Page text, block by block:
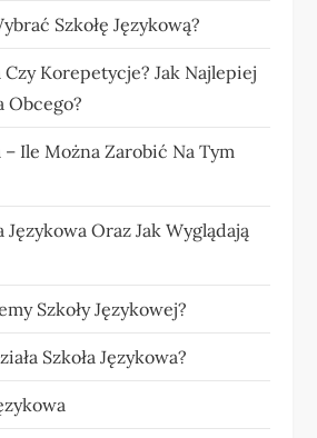
Szkołę Językową?
Czy Korepetycje? Jak Najlepiej
Obcego?
– Ile Można Zarobić Na Tym
Językowa Oraz Jak Wyglądają
Szkoły Językowej?
Szkoła Językowa?